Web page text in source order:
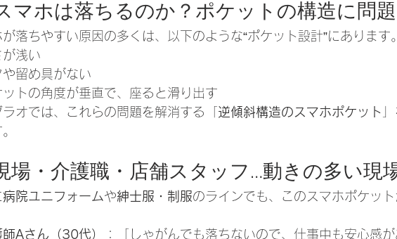
マホは落ちるのか？ポケットの構造に問題
落ちやすい原因の多くは、以下のような“ポケット設計”にあります。
が浅い
や留め具がない
ットの角度が垂直で、座ると滑り出す
オでは、これらの問題を解消する「 逆傾斜構造のスマホポケット
場・介護職・店舗スタッフ…動きの多い現
病院ユニフォームや紳士服・制服のラインでも、このスマホポケッ
師Aさん（30代）
：「しゃがんでも落ちないので、仕事中も安心感が